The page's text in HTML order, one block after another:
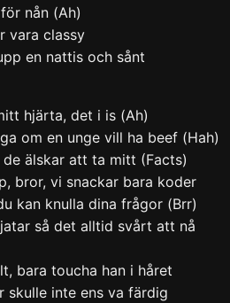
nån (Ah)
vara classy
en nattis och sånt
hjärta, det i is (Ah)
om en unge vill ha beef (Hah)
älskar att ta mitt (Facts)
bror, vi snackar bara koder
kan knulla dina frågor (Brr)
så det alltid svårt att nå
bara toucha han i håret
skulle inte ens va färdig